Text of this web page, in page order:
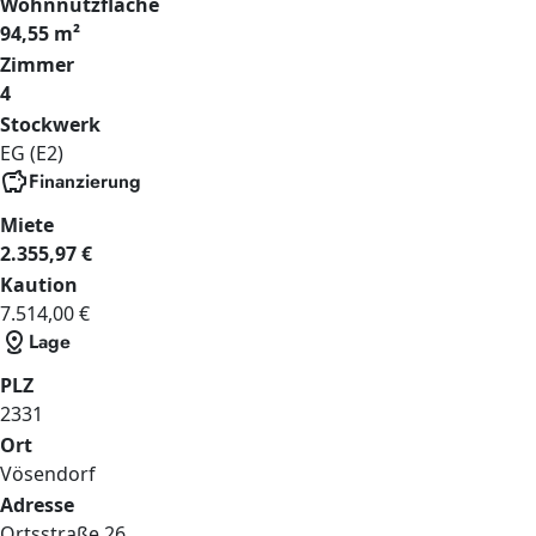
94,55 m²
Zimmer
4
Stockwerk
EG (E2)
savingsFinanzierung
Miete
2.355,97 €
Kaution
7.514,00 €
distance Lage
PLZ
2331
Ort
Vösendorf
Adresse